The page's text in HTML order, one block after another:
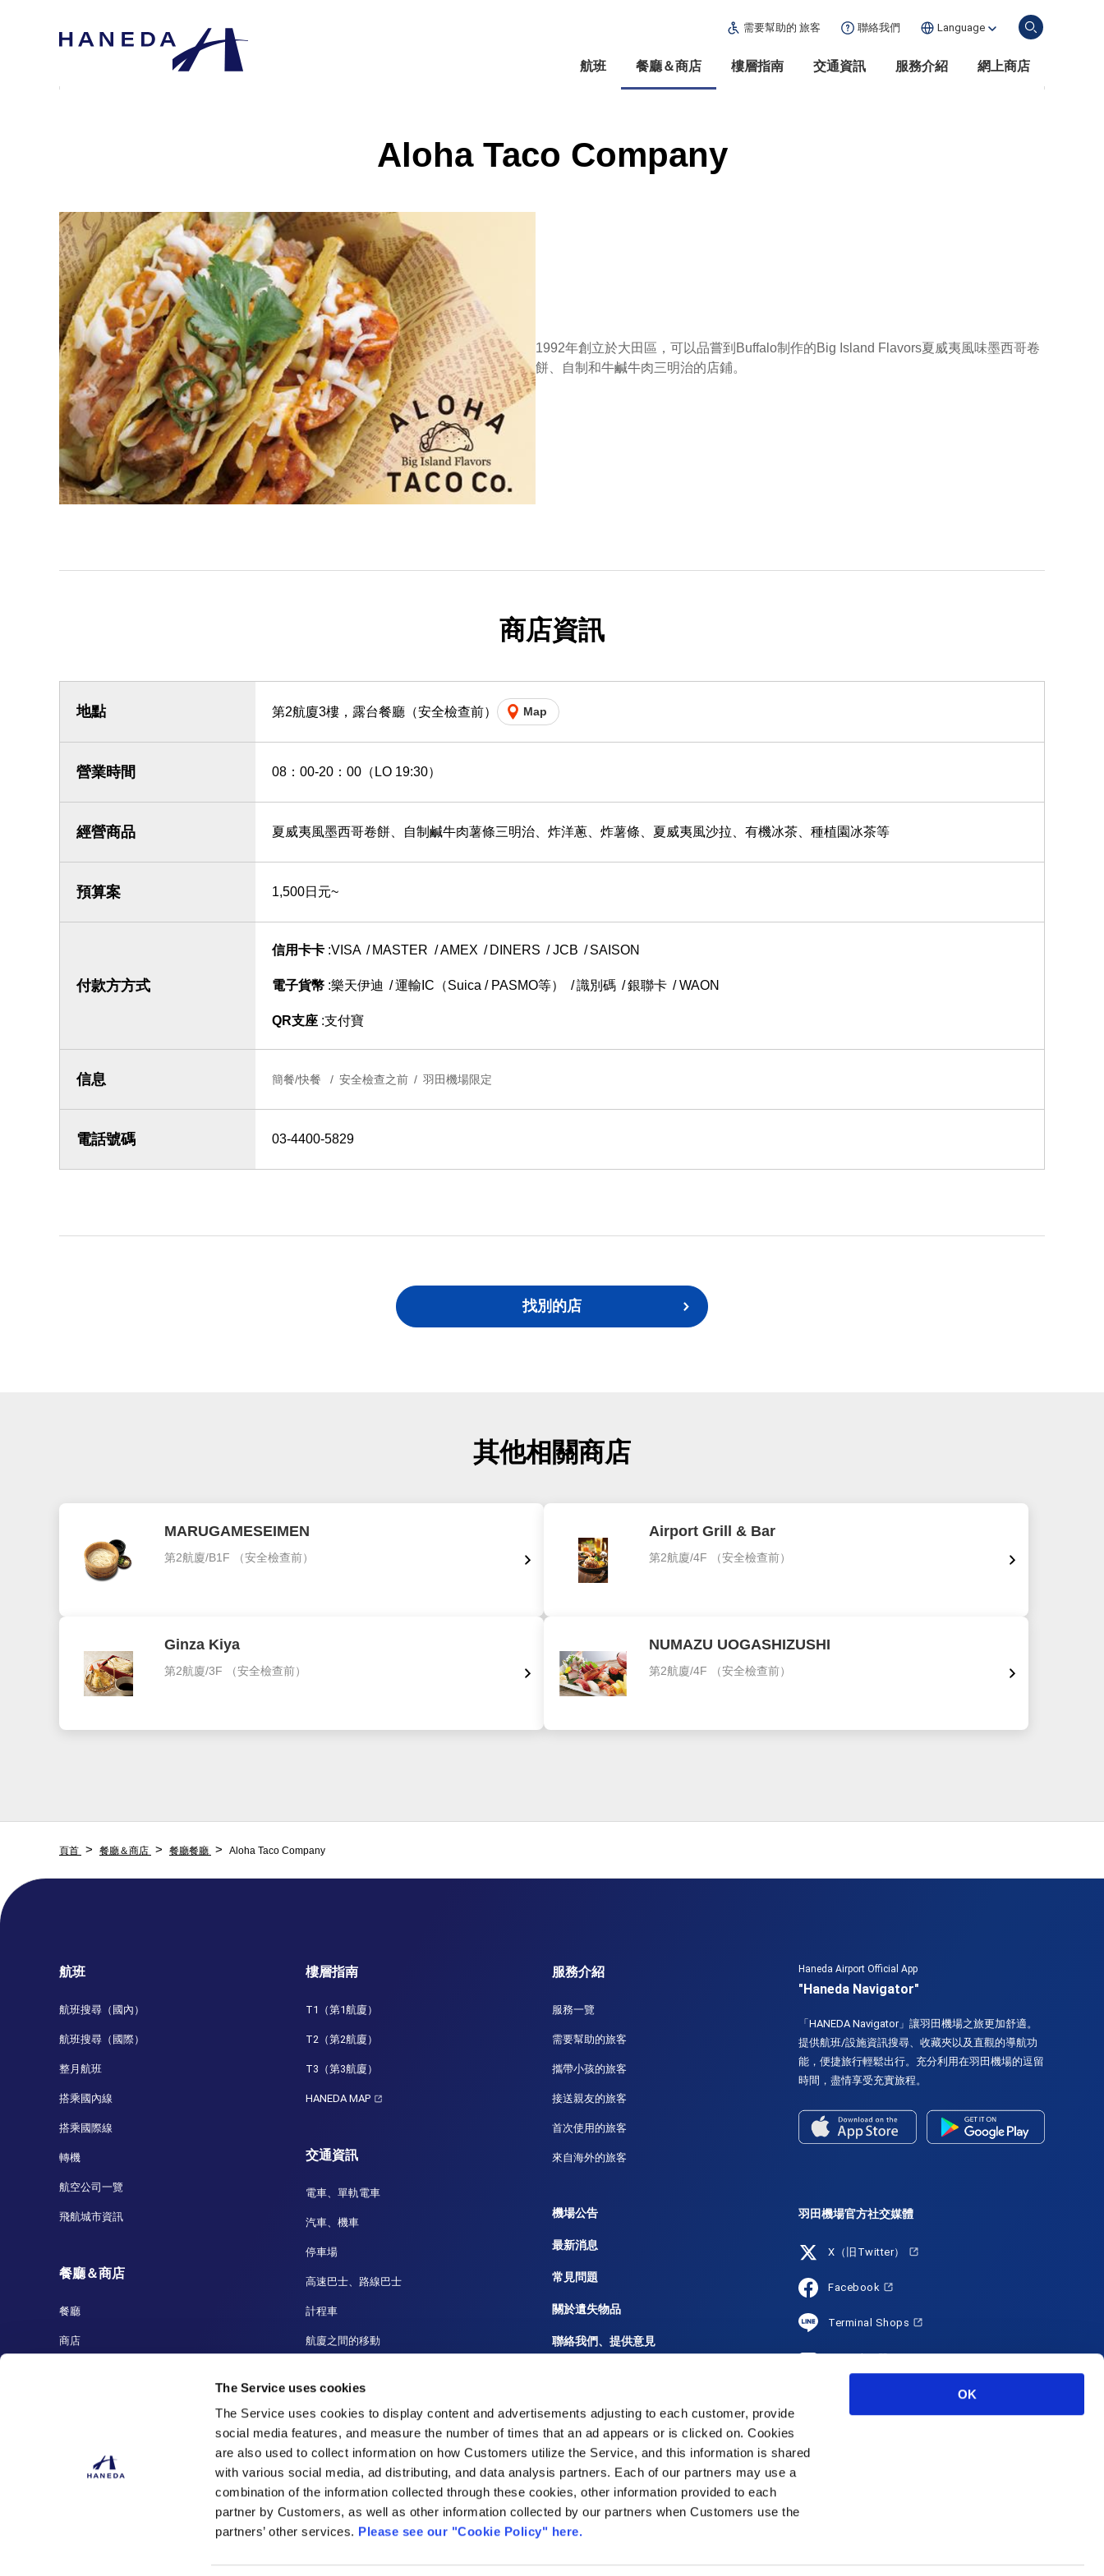
The Service uses cookies
The Service uses cookies to display content and advertisements adjusting to each customer, provide
social media features, and measure the number of times that an ad appears or is clicked on. Cookies
are also used to collect information on how Customers utilize the Service, and this information is shared
with various social media, ad distributing, and data analysis partners. Each of our partners may use a
combination of the information collected through these cookies, other information provided to each
partner by Customers, as well as other information collected by our partners when Customers use the
partners’ other services. Please see our "Cookie Policy" here.
OK
航班 餐廳＆商店 樓層指南 交通資訊 服務介紹 網上商店
需要幫助的 旅客 聯絡我們 Language
Aloha Taco Company
1992年創立於大田區，可以品嘗到Buffalo制作的Big Island Flavors夏威夷風味墨西哥卷
餅、自制和牛鹹牛肉三明治的店鋪。
商店資訊
地點 第2航廈3樓，露台餐廳（安全檢查前） Map
營業時間 08：00-20：00（LO 19:30）
經營商品 夏威夷風墨西哥卷餅、自制鹹牛肉薯條三明治、炸洋蔥、炸薯條、夏威夷風沙拉、有機冰茶、種植園冰茶等
預算案 1,500日元~
付款方方式
信用卡卡 VISA MASTER AMEX DINERS JCB SAISON
電子貨幣 樂天伊迪 運輸IC（Suica / PASMO等） 識別碼 銀聯卡 WAON
QR支座 支付寶
信息 簡餐/快餐 安全檢查之前 羽田機場限定
電話號碼 03-4400-5829
找別的店
其他相關商店
MARUGAMESEIMEN
第2航廈/B1F （安全檢查前）
Airport Grill & Bar
第2航廈/4F （安全檢查前）
Ginza Kiya
第2航廈/3F （安全檢查前）
NUMAZU UOGASHIZUSHI
第2航廈/4F （安全檢查前）
頁首 餐廳＆商店 餐廳餐廳 Aloha Taco Company
航班
航班搜尋（國內）
航班搜尋（國際）
整月航班
搭乘國內線
搭乘國際線
轉機
航空公司一覽
飛航城市資訊
餐廳＆商店
餐廳
商店
樓層指南
T1（第1航廈）
T2（第2航廈）
T3（第3航廈）
HANEDA MAP
交通資訊
電車、單軌電車
汽車、機車
停車場
高速巴士、路線巴士
計程車
航廈之間的移動
服務介紹
服務一覽
需要幫助的旅客
攜帶小孩的旅客
接送親友的旅客
首次使用的旅客
來自海外的旅客
機場公告
最新消息
常見問題
關於遺失物品
聯絡我們、提供意見
重要公告及規定
災難響應
Haneda Airport Official App
"Haneda Navigator"
「HANEDA Navigator」讓羽田機場之旅更加舒適。
提供航班/設施資訊搜尋、收藏夾以及直觀的導航功
能，便捷旅行輕鬆出行。充分利用在羽田機場的逗留
時間，盡情享受充實旅程。
羽田機場官方社交媒體
X（旧Twitter）
Facebook
Terminal Shops
YouTube
日本機場大廈株式會社 東京國際機場航廈株式會社